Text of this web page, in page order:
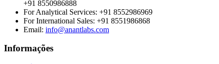
+91 8550986888
For Analytical Services: +91 8552986969
For International Sales: +91 8551986868
Email: info@anantlabs.com
Informações